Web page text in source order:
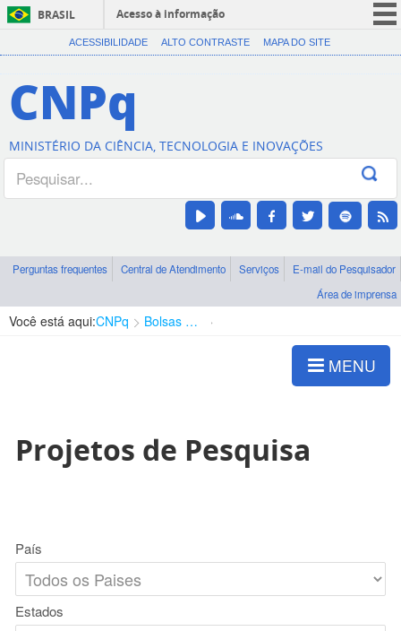
BRASIL
Acesso à informação
CORONAVÍRUS (COVID-19)
Canais
ACESSIBILIDADE ALTO CONTRASTE MAPA DO SITE
CNPq
MINISTÉRIO DA CIÊNCIA, TECNOLOGIA E INOVAÇÕES
Perguntas frequentes Central de Atendimento Serviços
E-mail do Pesquisador
Área de imprensa
Você está aqui:CNPq Bolsas e Auxílios Vigentes
MENU
Projetos de Pesquisa
País
Estados